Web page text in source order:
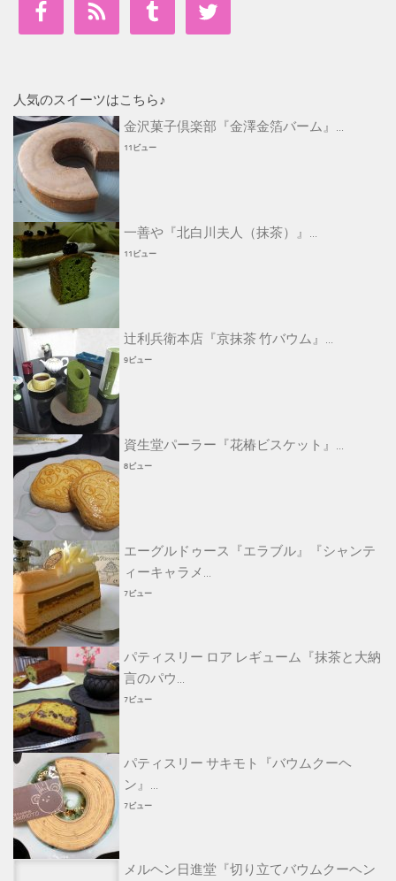
人気のスイーツはこちら♪
金沢菓子倶楽部『金澤金箔バーム』...
11ビュー
一善や『北白川夫人（抹茶）』...
11ビュー
辻利兵衛本店『京抹茶 竹バウム』...
9ビュー
資生堂パーラー『花椿ビスケット』...
8ビュー
エーグルドゥース『エラブル』『シャンテ
ィーキャラメ...
7ビュー
パティスリー ロア レギューム『抹茶と大納
言のパウ...
7ビュー
パティスリー サキモト『バウムクーヘ
ン』...
7ビュー
メルヘン日進堂『切り立てバウムクーヘン